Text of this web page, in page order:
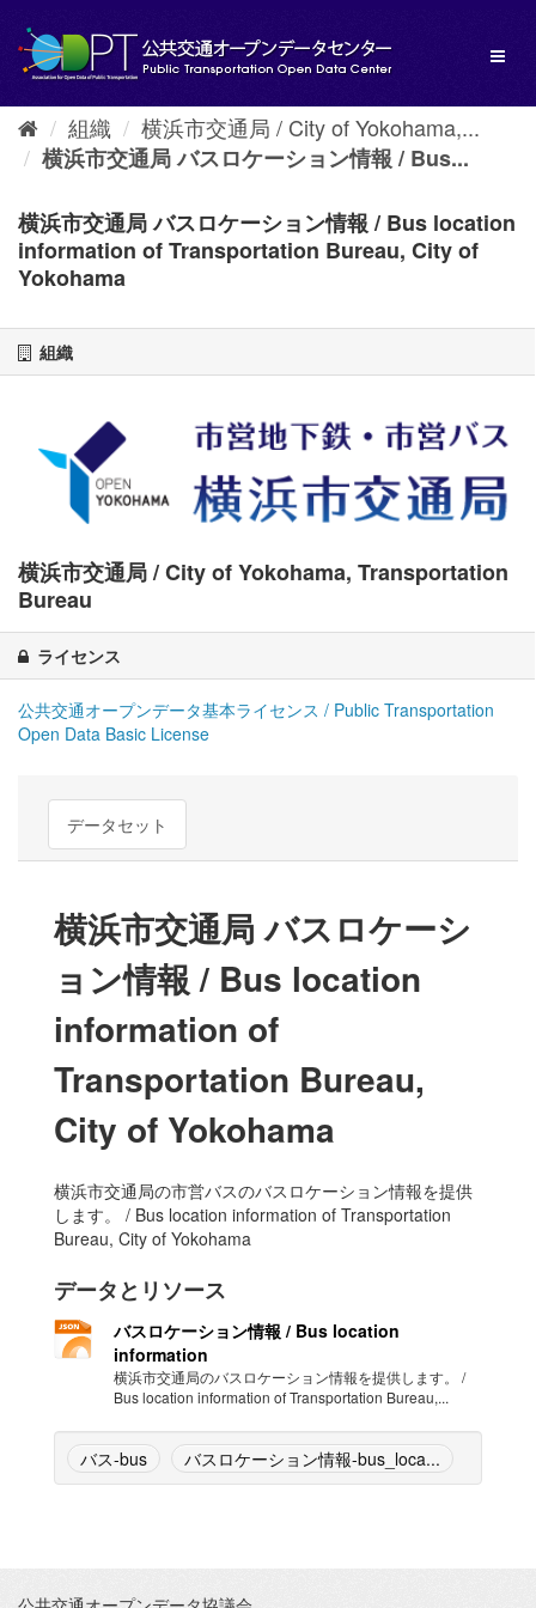
し
組織
横浜市交通局 / City of Yokohama,...
横浜市交通局 バスロケーション情報 / Bus...
横浜市交通局 バスロケーション情報 / Bus location
information of Transportation Bureau, City of
Yokohama
組織
横浜市交通局 / City of Yokohama, Transportation
Bureau
ライセンス
公共交通オープンデータ基本ライセンス / Public Transportation
Open Data Basic License
データセット
横浜市交通局 バスロケーシ
ョン情報 / Bus location
information of
Transportation Bureau,
City of Yokohama
横浜市交通局の市営バスのバスロケーション情報を提供
します。 / Bus location information of Transportation
Bureau, City of Yokohama
データとリソース
バスロケーション情報 / Bus location
information
横浜市交通局のバスロケーション情報を提供します。 /
Bus location information of Transportation Bureau,...
バス-bus バスロケーション情報-bus_loca...